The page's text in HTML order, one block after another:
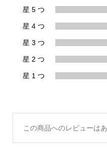
星 5 つ
星 4 つ
星 3 つ
星 2 つ
星 1 つ
この商品へのレビューはあ